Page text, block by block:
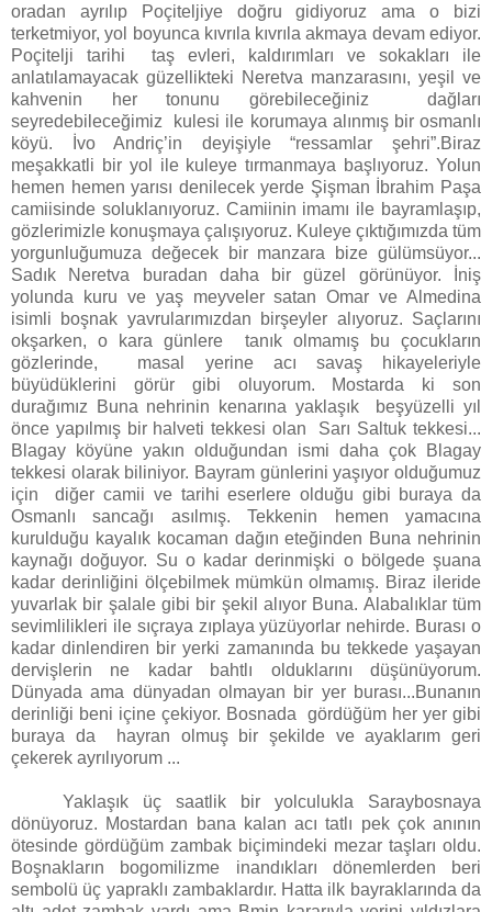
oradan ayrılıp Poçiteljiye doğru gidiyoruz ama o bizi
terketmiyor, yol boyunca kıvrıla kıvrıla akmaya devam ediyor.
Poçitelji tarihi taş evleri, kaldırımları ve sokakları ile
anlatılamayacak güzellikteki Neretva manzarasını, yeşil ve
kahvenin her tonunu görebileceğiniz dağları
seyredebileceğimiz kulesi ile korumaya alınmış bir osmanlı
köyü. İvo Andriç’in deyişiyle “ressamlar şehri”.Biraz
meşakkatli bir yol ile kuleye tırmanmaya başlıyoruz. Yolun
hemen hemen yarısı denilecek yerde Şişman İbrahim Paşa
camiisinde soluklanıyoruz. Camiinin imamı ile bayramlaşıp,
gözlerimizle konuşmaya çalışıyoruz. Kuleye çıktığımızda tüm
yorgunluğumuza değecek bir manzara bize gülümsüyor...
Sadık Neretva buradan daha bir güzel görünüyor. İniş
yolunda kuru ve yaş meyveler satan Omar ve Almedina
isimli boşnak yavrularımızdan birşeyler alıyoruz. Saçlarını
okşarken, o kara günlere tanık olmamış bu çocukların
gözlerinde, masal yerine acı savaş hikayeleriyle
büyüdüklerini görür gibi oluyorum. Mostarda ki son
durağımız Buna nehrinin kenarına yaklaşık beşyüzelli yıl
önce yapılmış bir halveti tekkesi olan Sarı Saltuk tekkesi...
Blagay köyüne yakın olduğundan ismi daha çok Blagay
tekkesi olarak biliniyor. Bayram günlerini yaşıyor olduğumuz
için diğer camii ve tarihi eserlere olduğu gibi buraya da
Osmanlı sancağı asılmış. Tekkenin hemen yamacına
kurulduğu kayalık kocaman dağın eteğinden Buna nehrinin
kaynağı doğuyor. Su o kadar derinmişki o bölgede şuana
kadar derinliğini ölçebilmek mümkün olmamış. Biraz ileride
yuvarlak bir şalale gibi bir şekil alıyor Buna. Alabalıklar tüm
sevimlilikleri ile sıçraya zıplaya yüzüyorlar nehirde. Burası o
kadar dinlendiren bir yerki zamanında bu tekkede yaşayan
dervişlerin ne kadar bahtlı olduklarını düşünüyorum.
Dünyada ama dünyadan olmayan bir yer burası...Bunanın
derinliği beni içine çekiyor. Bosnada gördüğüm her yer gibi
buraya da hayran olmuş bir şekilde ve ayaklarım geri
çekerek ayrılıyorum ...
Yaklaşık üç saatlik bir yolculukla Saraybosnaya
dönüyoruz. Mostardan bana kalan acı tatlı pek çok anının
ötesinde gördüğüm zambak biçimindeki mezar taşları oldu.
Boşnakların bogomilizme inandıkları dönemlerden beri
sembolü üç yapraklı zambaklardır. Hatta ilk bayraklarında da